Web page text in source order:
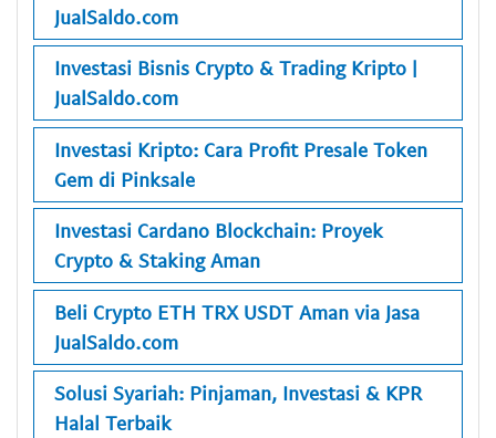
JualSaldo.com
Investasi Bisnis Crypto & Trading Kripto |
JualSaldo.com
Investasi Kripto: Cara Profit Presale Token
Gem di Pinksale
Investasi Cardano Blockchain: Proyek
Crypto & Staking Aman
Beli Crypto ETH TRX USDT Aman via Jasa
JualSaldo.com
Solusi Syariah: Pinjaman, Investasi & KPR
Halal Terbaik